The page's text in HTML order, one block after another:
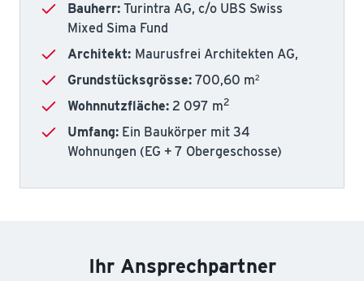
Bauherr: Turintra AG, c/o UBS Swiss
Mixed Sima Fund
Architekt: Maurusfrei Architekten AG,
Grundstücksgrösse: 700,60 m²
Wohnnutzfläche: 2 097 m2
Umfang: Ein Baukörper mit 34
Wohnungen (EG + 7 Obergeschosse)
Ihr Ansprechpartner